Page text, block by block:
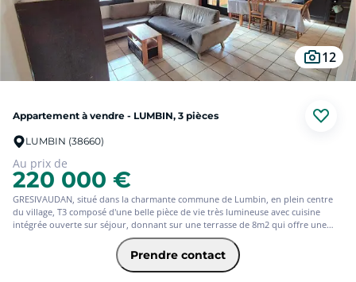
12
Appartement à vendre - LUMBIN, 3 pièces
LUMBIN (38660)
Au prix de
220 000 €
GRESIVAUDAN, situé dans la charmante commune de Lumbin, en plein centre
du village, T3 composé d'une belle pièce de vie très lumineuse avec cuisine
intégrée ouverte sur séjour, donnant sur une terrasse de 8m2 qui offre une
vue imprenable sur la chaîne de Belledonne. L'appartement comprend
également deux chambres, une salle de bain, toilettes séparées, ainsi que des
combles. Idéal premier achat.
Visitez avec square habitat le Touvet 04/76/92/84/15
Prendre contact